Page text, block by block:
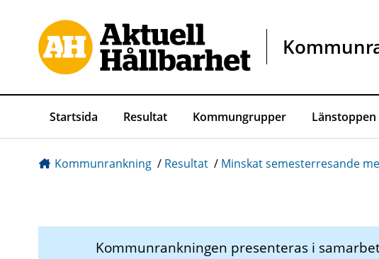
Startsida Resultat Kommungrupper Länstoppen
Kommunrankning / Resultat / Minskat semesterresande
Kommunrankningen presenteras i